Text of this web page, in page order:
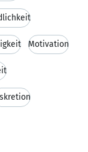
Motivation